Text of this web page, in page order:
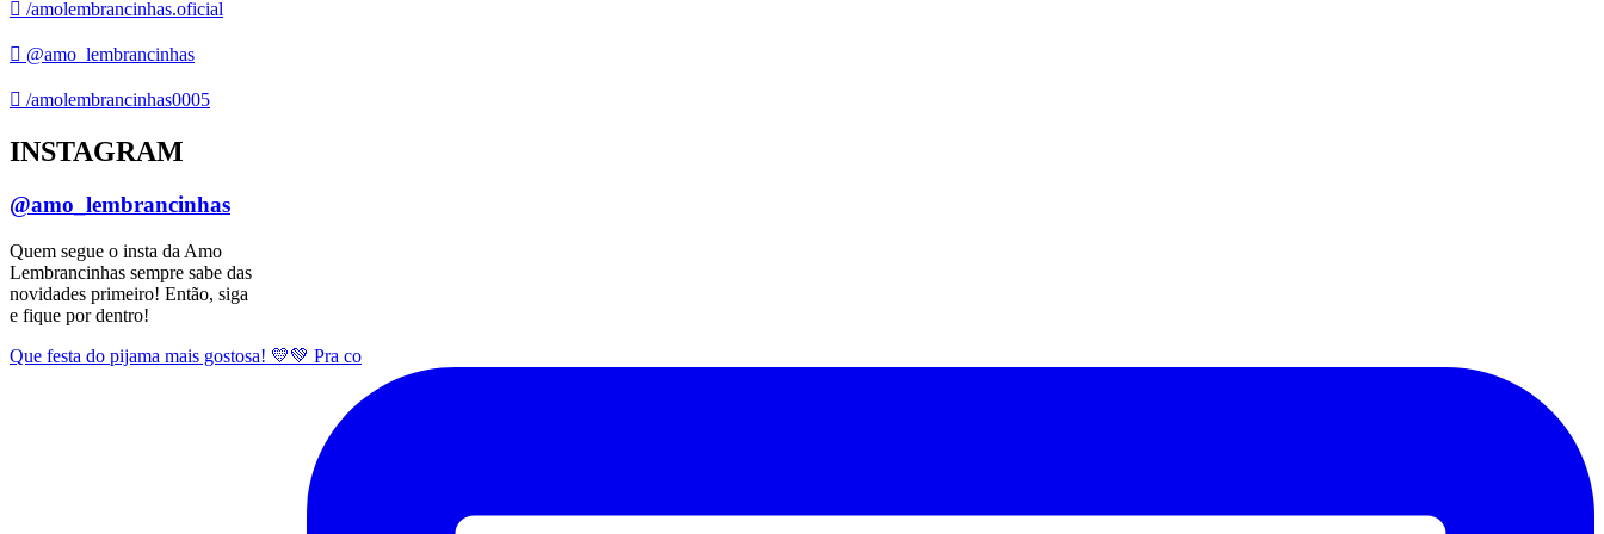
/amolembrancinhas.oficial
@amo_lembrancinhas
/amolembrancinhas0005
INSTAGRAM
@amo_lembrancinhas
Quem segue o insta da Amo
Lembrancinhas sempre sabe das
novidades primeiro! Então, siga
e fique por dentro!
Que festa do pijama mais gostosa! 💛💚 Pra co